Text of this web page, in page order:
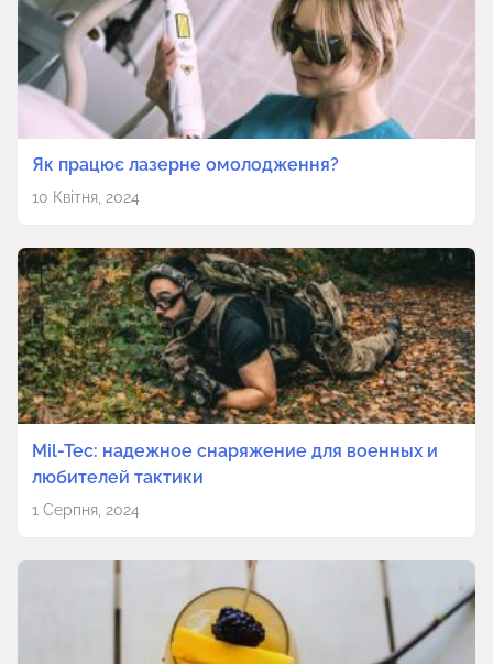
Як працює лазерне омолодження?
10 Квітня, 2024
Mil-Tec: надежное снаряжение для военных и
любителей тактики
1 Серпня, 2024